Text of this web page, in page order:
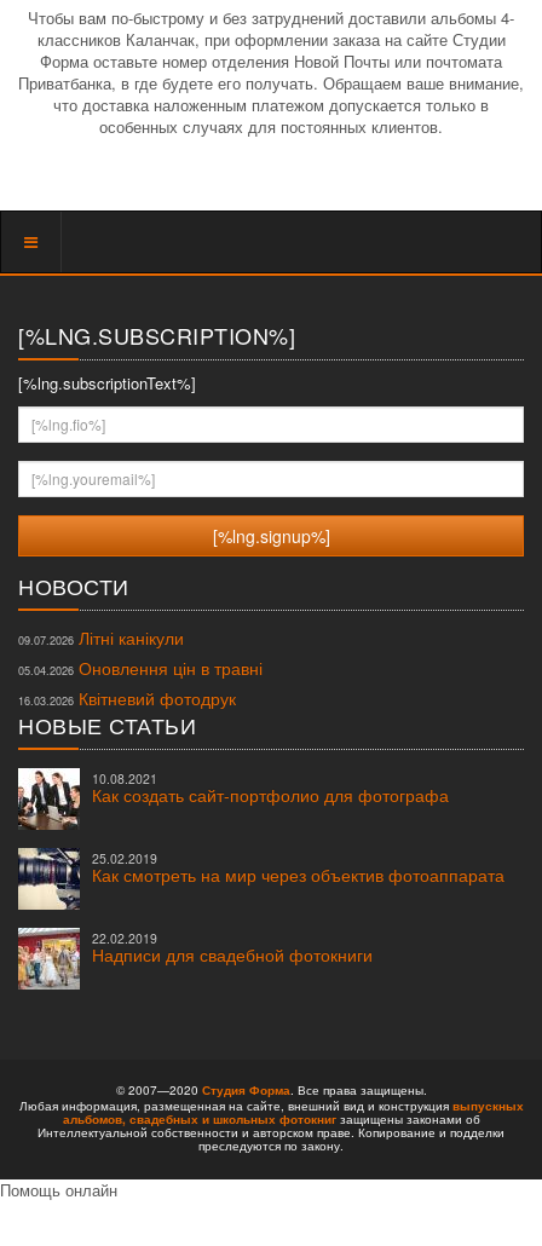
Чтобы вам по-быстрому и без затруднений доставили альбомы 4-
классников Каланчак, при оформлении заказа на сайте Студии
Форма оставьте номер отделения Новой Почты или почтомата
Приватбанка, в где будете его получать. Обращаем ваше внимание,
что доставка наложенным платежом допускается только в
особенных случаях для постоянных клиентов.
Показать
[%LNG.SUBSCRIPTION%]
[%lng.subscriptionText%]
[%lng.fio%]
[%lng.youremail%]
НОВОСТИ
09.07.2026 Літні канікули
05.04.2026 Оновлення цін в травні
16.03.2026 Квітневий фотодрук
НОВЫЕ СТАТЬИ
10.08.2021
Как создать сайт-портфолио для фотографа
25.02.2019
Как смотреть на мир через объектив фотоаппарата
22.02.2019
Надписи для свадебной фотокниги
© 2007—2020 Студия Форма . Все права защищены.
Любая информация, размещенная на сайте, внешний вид и конструкция выпускных
альбомов, свадебных и школьных фотокнигзащищены законами об
Интеллектуальной собственности и авторском праве. Копирование и подделки
преследуются по закону.
Помощь онлайн